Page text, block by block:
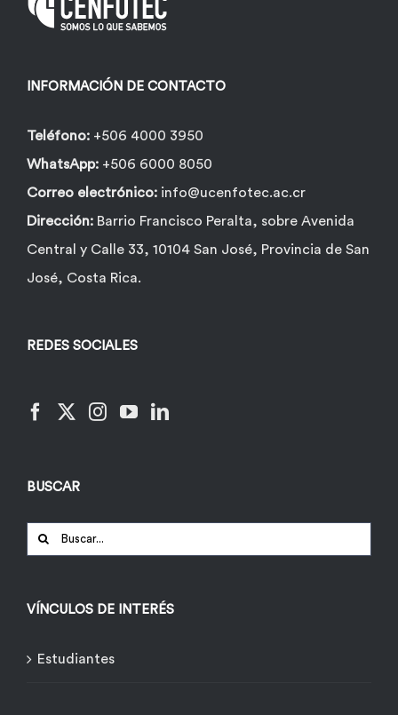
elegir
la
de
producto
INFORMACIÓN DE CONTACTO
Teléfono: +506 4000 3950
WhatsApp: +506 6000 8050
Correo electrónico: info@ucenfotec.ac.cr
Dirección: Barrio Francisco Peralta, sobre Avenida
Central y Calle 33, 10104 San José, Provincia de San
José, Costa Rica.
REDES SOCIALES
BUSCAR
Buscar:
VÍNCULOS DE INTERÉS
Estudiantes